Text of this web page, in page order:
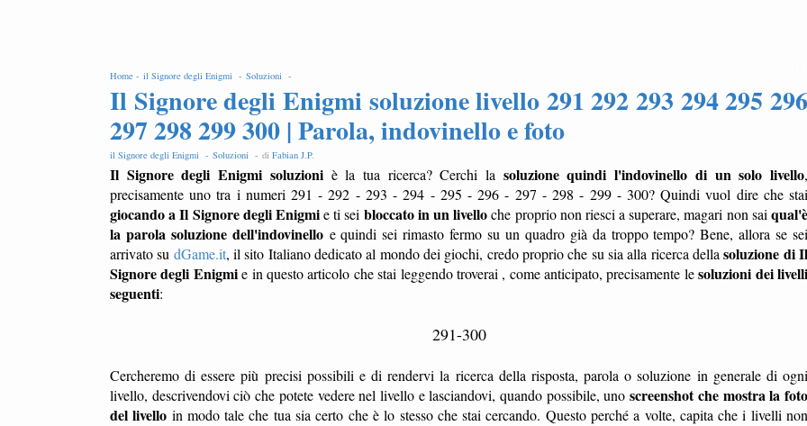
Home - il Signore degli Enigmi - Soluzioni -
Il Signore degli Enigmi soluzione livello 291 292 293 294 295 296
297 298 299 300 | Parola, indovinello e foto
il Signore degli Enigmi - Soluzioni - di Fabian J.P.
Il Signore degli Enigmi soluzioniè la tua ricerca? Cerchi la soluzione quindi l'indovinello di un solo livello,
precisamente uno tra i numeri 291 - 292 - 293 - 294 - 295 - 296 - 297 - 298 - 299 - 300? Quindi vuol dire che stai
giocando a Il Signore degli Enigmie ti sei bloccato in un livelloche proprio non riesci a superare, magari non saiqual'è
la parola soluzione dell'indovinelloe quindi sei rimasto fermo su un quadro già da troppo tempo? Bene, allora se sei
arrivato su dGame.it, il sito Italiano dedicato al mondo dei giochi, credo proprio che su sia alla ricerca dellasoluzione di Il
Signore degli Enigmie in questo articolo che stai leggendo troverai , come anticipato, precisamente lesoluzioni dei livelli
seguenti:
291-300
Cercheremo di essere più precisi possibili e di rendervi la ricerca della risposta, parola o soluzione in generale di ogni
livello, descrivendovi ciò che potete vedere nel livello e lasciandovi, quando possibile, unoscreenshot che mostra la foto
del livello in modo tale che tua sia certo che è lo stesso che stai cercando. Questo perché a volte, capita che i livelli non